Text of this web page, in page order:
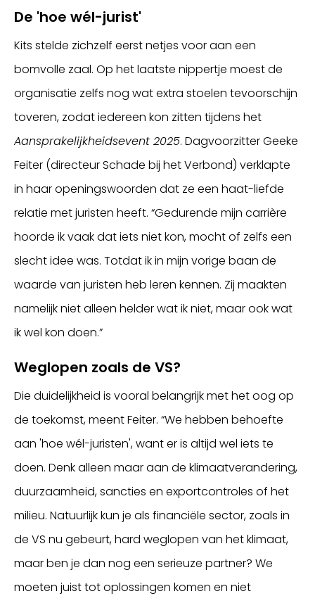
De 'hoe wél-jurist'
Kits stelde zichzelf eerst netjes voor aan een
bomvolle zaal. Op het laatste nippertje moest de
organisatie zelfs nog wat extra stoelen tevoorschijn
toveren, zodat iedereen kon zitten tijdens het
Aansprakelijkheidsevent 2025. Dagvoorzitter Geeke
Feiter (directeur Schade bij het Verbond) verklapte
in haar openingswoorden dat ze een haat-liefde
relatie met juristen heeft. “Gedurende mijn carrière
hoorde ik vaak dat iets niet kon, mocht of zelfs een
slecht idee was. Totdat ik in mijn vorige baan de
waarde van juristen heb leren kennen. Zij maakten
namelijk niet alleen helder wat ik niet, maar ook wat
ik wel kon doen.”
Weglopen zoals de VS?
Die duidelijkheid is vooral belangrijk met het oog op
de toekomst, meent Feiter. “We hebben behoefte
aan 'hoe wél-juristen', want er is altijd wel iets te
doen. Denk alleen maar aan de klimaatverandering,
duurzaamheid, sancties en exportcontroles of het
milieu. Natuurlijk kun je als financiële sector, zoals in
de VS nu gebeurt, hard weglopen van het klimaat,
maar ben je dan nog een serieuze partner? We
moeten juist tot oplossingen komen en niet